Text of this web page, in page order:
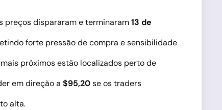
preços dispararam e terminaram13 de
forte pressão de compra e sensibilidade
próximos estão localizados perto de
em direção a $95,20se os traders
alta.